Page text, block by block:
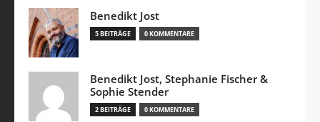
Benedikt Jost
5 BEITRÄGE 0 KOMMENTARE
Benedikt Jost, Stephanie Fischer &
Sophie Stender
2 BEITRÄGE 0 KOMMENTARE